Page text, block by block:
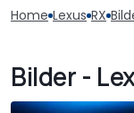
Home Lexus RX
Bilder -